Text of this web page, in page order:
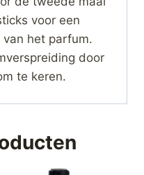
voor een
het parfum.
door
te keren.